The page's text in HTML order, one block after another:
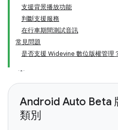
支援背景播放功能
判斷支援服務
在行車期間測試音訊
常見問題
是否支援 Widevine 數位版權管理
Android Auto Beta
類別